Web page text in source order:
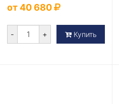
от 40 680
- + Купить